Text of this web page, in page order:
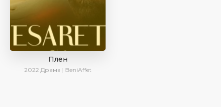
Плен
2022 Драма | BeniAffet